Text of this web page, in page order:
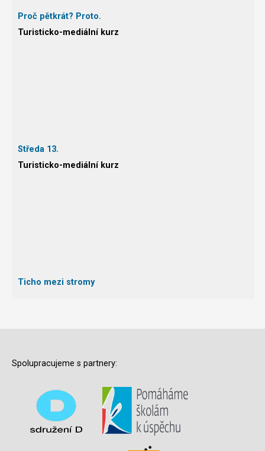
Proč pětkrát? Proto.
Turisticko-mediální kurz
Středa 13.
Turisticko-mediální kurz
Ticho mezi stromy
Spolupracujeme s partnery: